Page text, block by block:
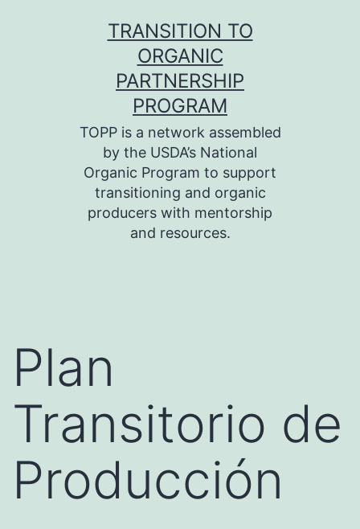
TRANSITION TO
ORGANIC
PARTNERSHIP
PROGRAM
TOPP is a network assembled
by the USDA’s National
Organic Program to support
transitioning and organic
producers with mentorship
and resources.
Plan
Transitorio de
Producción